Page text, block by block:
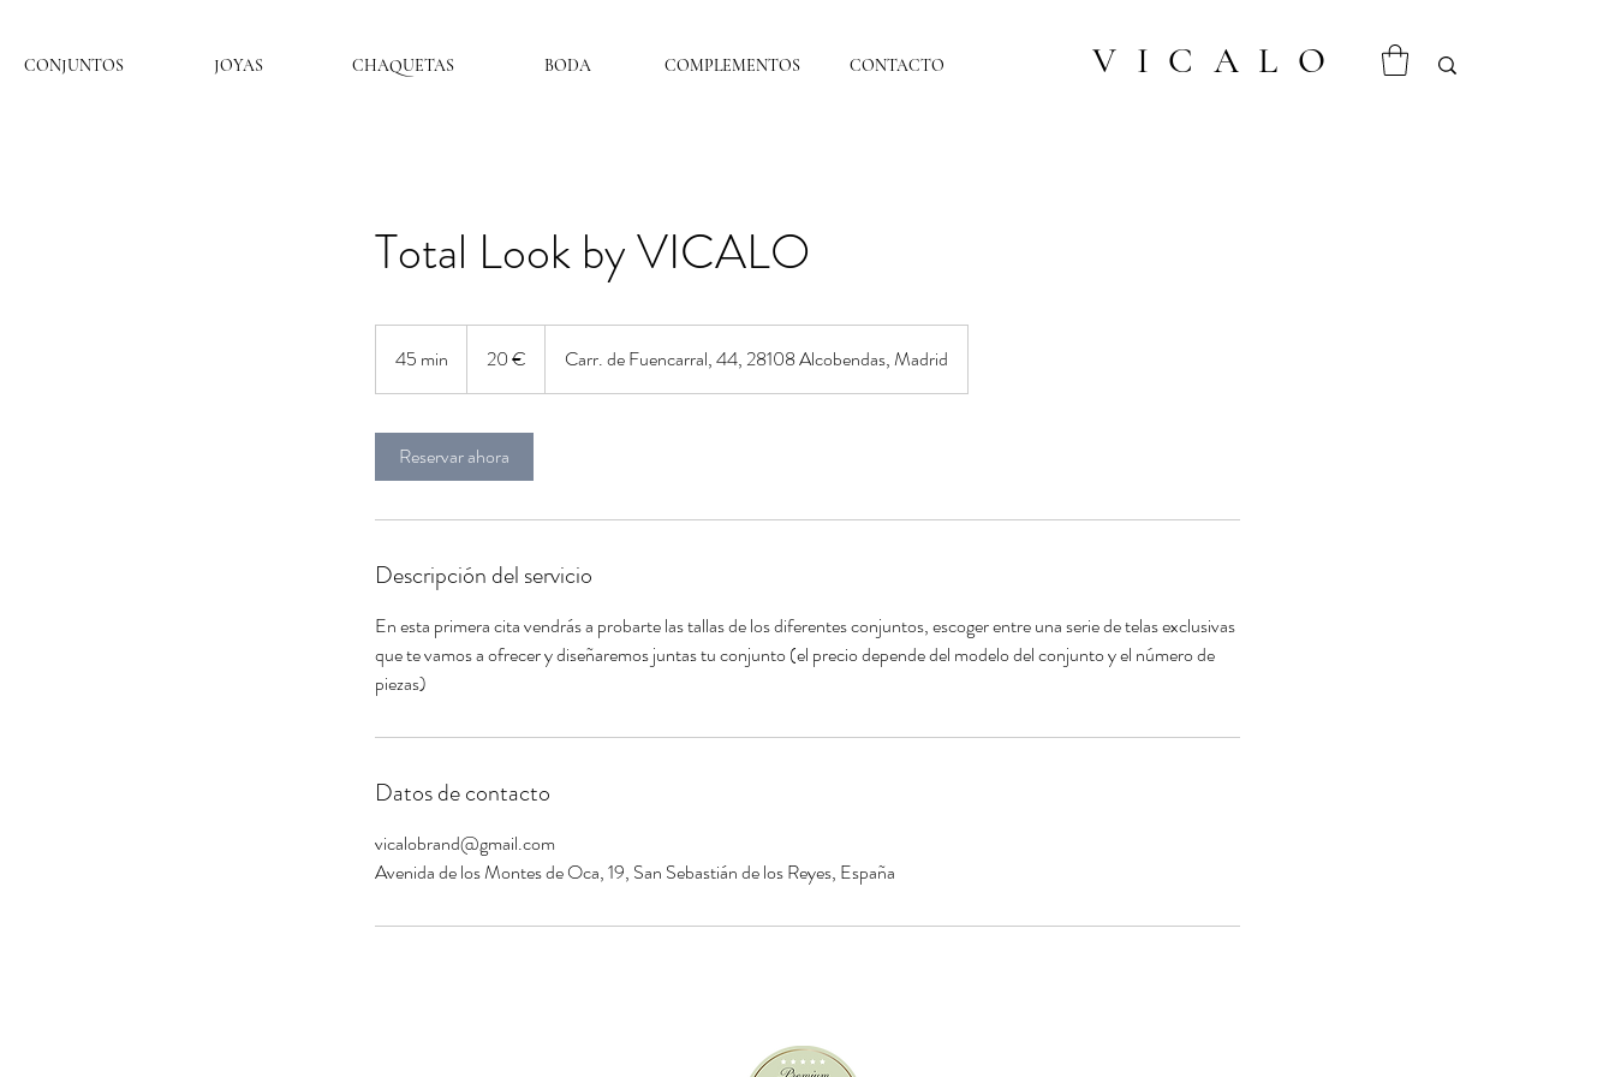
CONJUNTOS JOYAS CHAQUETAS BODA COMPLEMENTOS CONTACTO VICALO
Total Look by VICALO
45 min
5
i
20 € Carr. de Fuencarral, 44, 28108 Alcobendas, Madrid
Reservar ahora
Descripción del servicio
En esta primera cita vendrás a probarte las tallas de los diferentes conjuntos, escoger entre una serie de telas exclusivas
que te vamos a ofrecer y diseñaremos juntas tu conjunto (el precio depende del modelo del conjunto y el número de
piezas)
Datos de contacto
vicalobrand@gmail.com
Avenida de los Montes de Oca, 19, San Sebastián de los Reyes, España